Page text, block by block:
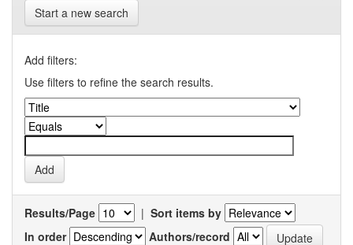
Start a new search
Add filters:
Use filters to refine the search results.
Results/Page | Sort items by
In order
Authors/record